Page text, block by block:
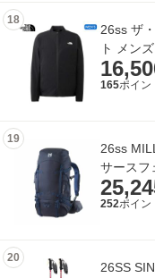
18
26ss ザ
ト メン
正規品
165ポイン
19
26ss MILLET SAAS FEE NX 30+5
サースフ
ング ハ
252ポイン
20
26SS